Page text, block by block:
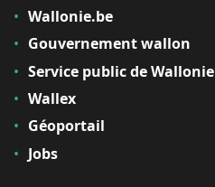
Wallonie.be
Gouvernement wallon
Service public de Wallonie
Wallex
Géoportail
Jobs